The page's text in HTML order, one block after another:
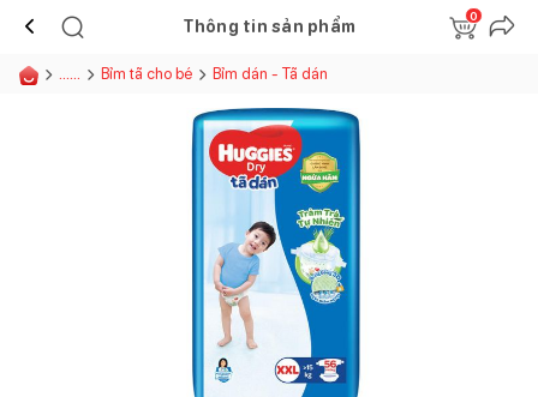
Thông tin sản phẩm
0
...... Bỉm tã cho bé Bỉm dán - Tã dán